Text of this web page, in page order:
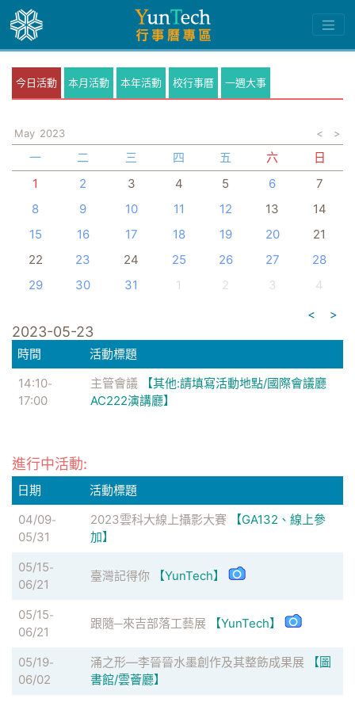
今日活動 本月活動 本年活動 校行事曆 一週大事
May 2023 < >
一 二 三 四 五 六
日
1
2 3 4 5 6
7
8
9 10 11 12 13
14
15
16 17 18 19 20
21
22
23 24 25 26 27
28
29
30 31 1 2 3
4
<
>
2023-05-23
時間
活動標題
14:10-
17:00
主管會議
【其他:請填寫活動地點/國際會議廳
AC222演講廳】
進行中活動:
日期
活動標題
04/09-
05/31
2023雲科大線上攝影大賽
【GA132、線上參
加】
05/15-
06/21
臺灣記得你 【YunTech】
05/15-
06/21
跟隨─來吉部落工藝展 【YunTech】
05/19-
06/02
涌之形—李晉晉水墨創作及其整飭成果展
【圖
書館/雲薈廳】